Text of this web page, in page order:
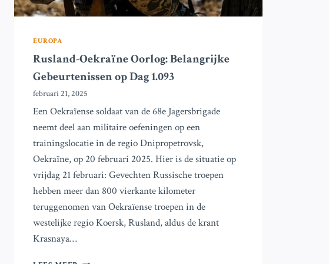
EUROPA
Rusland-Oekraïne Oorlog: Belangrijke
Gebeurtenissen op Dag 1.093
februari 21, 2025
Een Oekraïense soldaat van de 68e Jagersbrigade
neemt deel aan militaire oefeningen op een
trainingslocatie in de regio Dnipropetrovsk,
Oekraïne, op 20 februari 2025. Hier is de situatie op
vrijdag 21 februari: Gevechten Russische troepen
hebben meer dan 800 vierkante kilometer
teruggenomen van Oekraïense troepen in de
westelijke regio Koersk, Rusland, aldus de krant
Krasnaya…